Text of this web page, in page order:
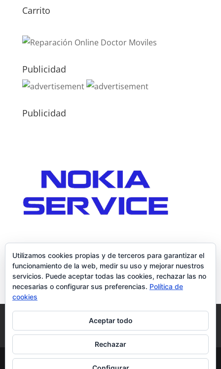
Carrito
Publicidad
Publicidad
Condiciones y Privacidad
Contacto
Tienda Carrito Mi cuenta
© DoctorMoviles.com | Sitio Construido por
Utilizamos cookies propias y de terceros para garantizar el
funcionamiento de la web, medir su uso y mejorar nuestros
servicios. Puede aceptar todas las cookies, rechazar las no
necesarias o configurar sus preferencias. Política de
cookies
Aceptar todo
Rechazar